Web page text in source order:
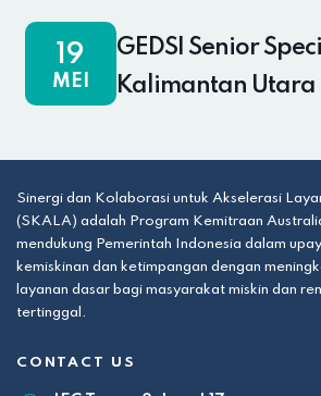
19
MEI
GEDSI Senior
Kalimantan Utara
Sinergi dan Kolaborasi untuk Akselerasi
(SKALA) adalah Program Kemitraan
mendukung Pemerintah Indonesia dalam
kemiskinan dan ketimpangan dengan
layanan dasar bagi masyarakat miskin dan
tertinggal.
CONTACT US